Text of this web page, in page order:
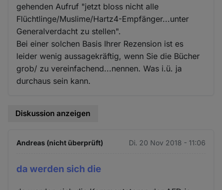
gehenden Aufruf "jetzt bloss nicht alle
Flüchtlinge/Muslime/Hartz4-Empfänger...unter
Generalverdacht zu stellen".
Bei einer solchen Basis Ihrer Rezension ist es
leider wenig aussagekräftig, wenn Sie die Bücher
grob/ zu vereinfachend...nennen. Was i.ü. ja
durchaus sein kann.
Diskussion anzeigen
Andreas (nicht überprüft) Di. 20 Nov 2018 - 11:06
da werden sich die